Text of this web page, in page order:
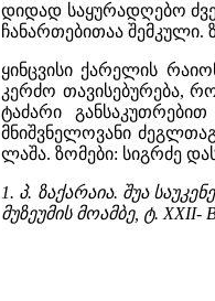
დიდად საყურადღებო
ჩანართებითაა შემკული.
ყინცვისი ქარელის
კერძო თავისებურება,
ტაძარი
მნიშვნელოვანი
ლაშა. ზომები: სიგრძე
1. პ. ზაქარაია. შუა
მუზეუმის მოამბე, ტ. XXII-